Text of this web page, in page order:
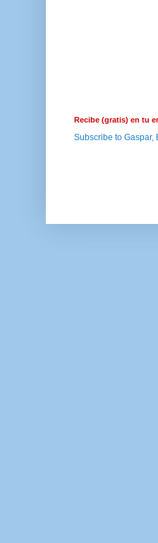
Recibe (gratis) en tu
Subscribe to Gaspar,